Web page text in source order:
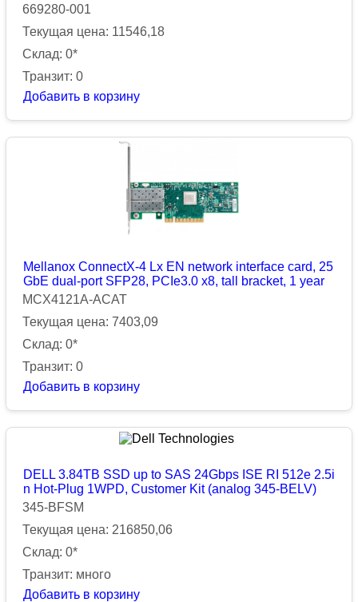
669280-001
Текущая цена: 11546,18
Склад: 0*
Транзит: 0
Добавить в корзину
Mellanox ConnectX-4 Lx EN network interface card, 25
GbE dual-port SFP28, PCIe3.0 x8, tall bracket, 1 year
MCX4121A-ACAT
Текущая цена: 7403,09
Склад: 0*
Транзит: 0
Добавить в корзину
DELL 3.84TB SSD up to SAS 24Gbps ISE RI 512e 2.5i
n Hot-Plug 1WPD, Customer Kit (analog 345-BELV)
345-BFSM
Текущая цена: 216850,06
Склад: 0*
Транзит: много
Добавить в корзину